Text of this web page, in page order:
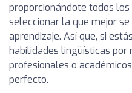
proporcionándote todos
seleccionar la que mejor
aprendizaje. Así que, si
habilidades lingüísticas por
profesionales o
perfecto.